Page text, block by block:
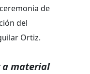
de
del
Ortiz.
a material